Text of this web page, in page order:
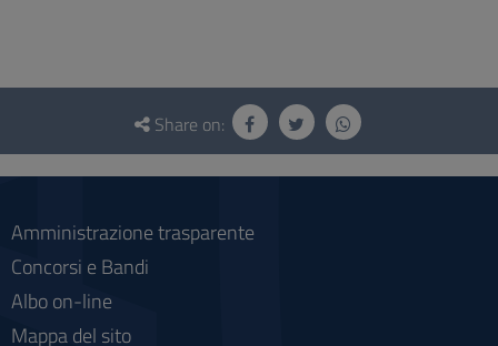
Questionnaire
social
Share on:
Amministrazione trasparente
Concorsi e Bandi
Albo on-line
Mappa del sito